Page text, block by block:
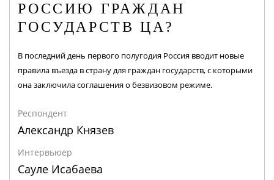
РОССИЮ ГРАЖДАН
ГОСУДАРСТВ ЦА?
В последний день первого полугодия Россия вводит новые
правила въезда в страну для граждан государств, с которыми
она заключила соглашения о безвизовом режиме.
Респондент
Александр Князев
Интервьюер
Сауле Исабаева